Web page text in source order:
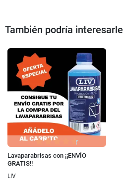
También podría interesarle
Lavaparabrisas con ¡¡ENVÍO
GRATIS!!
LIV